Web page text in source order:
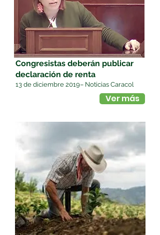
Ver más
Congresistas deberán publicar
declaración de renta
13 de diciembre 2019– Noticias Caracol